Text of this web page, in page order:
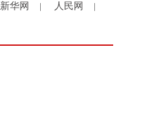
新华网 人民网